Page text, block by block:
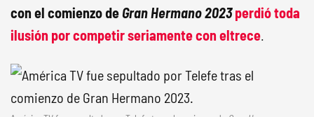
con el comienzo de Gran Hermano 2023 perdió toda
ilusión por competir seriamente con eltrece.